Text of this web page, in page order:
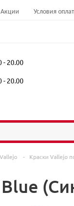
Акции Условия
- 20.00
- 20.00
- Краски Vallejo